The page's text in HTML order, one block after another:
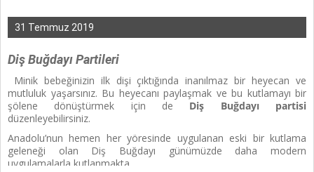
31 Temmuz 2019
Diş Buğdayı Partileri
Minik bebeğinizin ilk dişi çıktığında inanılmaz bir heyecan ve
mutluluk yaşarsınız. Bu heyecanı paylaşmak ve bu kutlamayı bir
şölene dönüştürmek için de Diş Buğdayı partisi
düzenleyebilirsiniz.
Anadolu’nun hemen her yöresinde uygulanan eski bir kutlama
geleneği olan Diş Buğdayı günümüzde daha modern
uygulamalarla kutlanmakta.